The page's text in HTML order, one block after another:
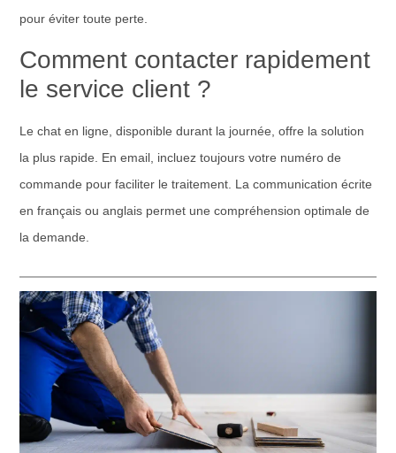
pour éviter toute perte.
Comment contacter rapidement
le service client ?
Le chat en ligne, disponible durant la journée, offre la solution
la plus rapide. En email, incluez toujours votre numéro de
commande pour faciliter le traitement. La communication écrite
en français ou anglais permet une compréhension optimale de
la demande.